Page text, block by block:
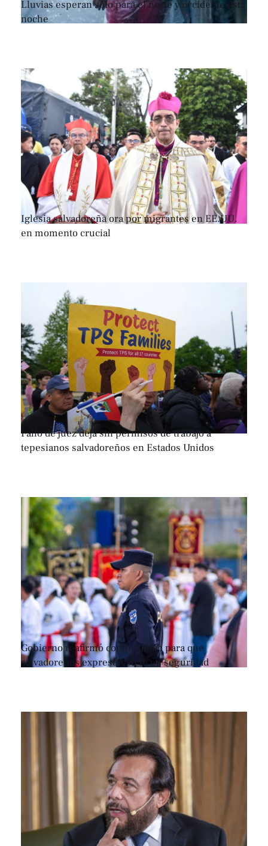
Lluvias esperan sólo para el norte y occidente esta
noche
Iglesia salvadoreña ora por migrantes en EE.UU.
en momento crucial
Fallo de juez deja sin permisos de trabajo a
tepesianos salvadoreños en Estados Unidos
Gobierno reafirmó compromiso para que
salvadoreños expresen su fe en seguridad